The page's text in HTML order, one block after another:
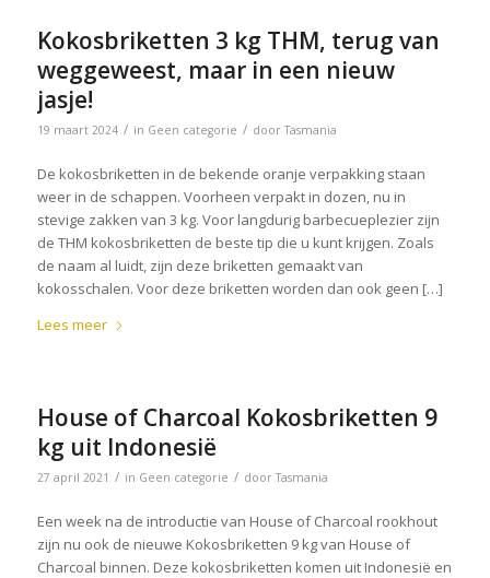
Kokosbriketten 3 kg THM, terug van
weggeweest, maar in een nieuw
jasje!
19 maart 2024 / in Geen categorie / doorTasmania
De kokosbriketten in de bekende oranje verpakking staan
weer in de schappen. Voorheen verpakt in dozen, nu in
stevige zakken van 3 kg. Voor langdurig barbecueplezier zijn
de THM kokosbriketten de beste tip die u kunt krijgen. Zoals
de naam al luidt, zijn deze briketten gemaakt van
kokosschalen. Voor deze briketten worden dan ook geen […]
Lees meer
House of Charcoal Kokosbriketten 9
kg uit Indonesië
27 april 2021 / in Geen categorie / doorTasmania
Een week na de introductie van House of Charcoal rookhout
zijn nu ook de nieuwe Kokosbriketten 9 kg van House of
Charcoal binnen. Deze kokosbriketten komen uit Indonesië en